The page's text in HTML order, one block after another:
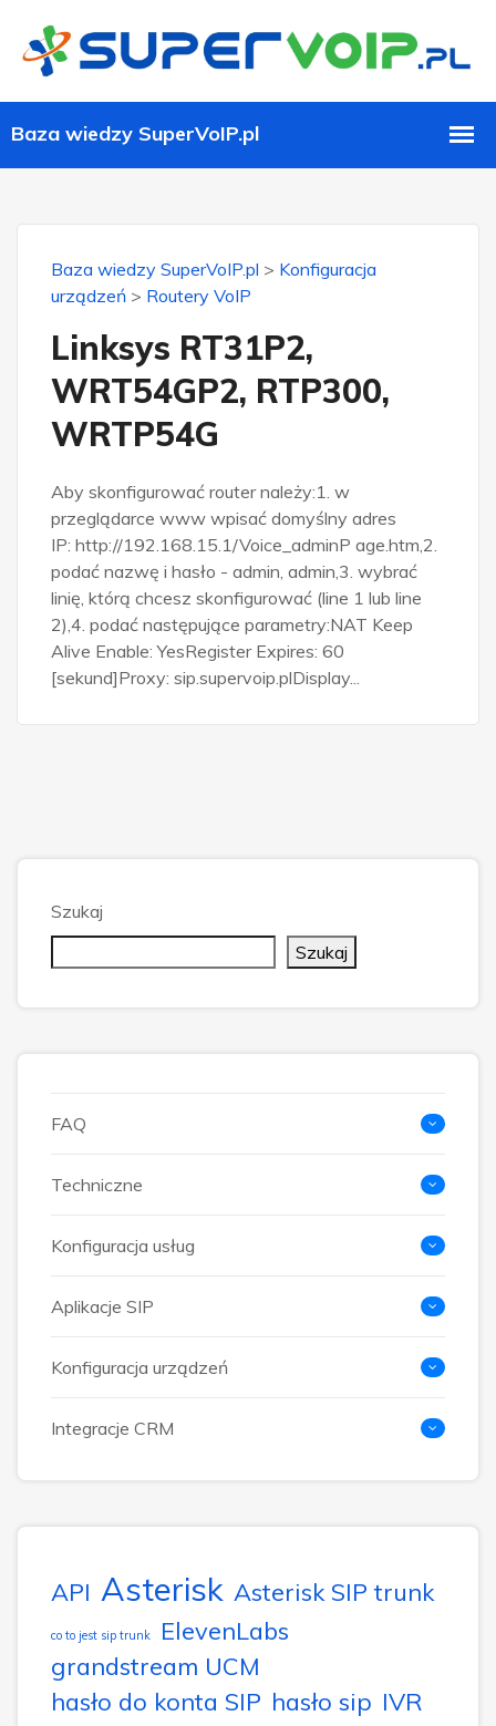
Baza wiedzy SuperVoIP.pl > Konfiguracja
urządzeń > Routery VoIP
Linksys RT31P2,
WRT54GP2, RTP300,
WRTP54G
Aby skonfigurować router należy:1. w
przeglądarce www wpisać domyślny adres
IP: http://192.168.15.1/Voice_adminP age.htm,2.
podać nazwę i hasło - admin, admin,3. wybrać
linię, którą chcesz skonfigurować (line 1 lub line
2),4. podać następujące parametry:NAT Keep
Alive Enable: YesRegister Expires: 60
[sekund]Proxy: sip.supervoip.plDisplay...
Szukaj
Szukaj
FAQ
Techniczne
Konfiguracja usług
Aplikacje SIP
Konfiguracja urządzeń
Integracje CRM
API Asterisk Asterisk SIP trunk
co to jest sip trunk
ElevenLabs
grandstream UCM
hasło do konta SIP hasło sip IVR